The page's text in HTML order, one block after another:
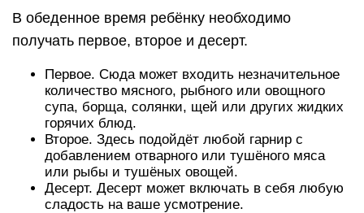
В обеденное время ребёнку необходимо
получать первое, второе и десерт.
Первое. Сюда может входить незначительное
количество мясного, рыбного или овощного
супа, борща, солянки, щей или других жидких
горячих блюд.
Второе. Здесь подойдёт любой гарнир с
добавлением отварного или тушёного мяса
или рыбы и тушёных овощей.
Десерт. Десерт может включать в себя любую
сладость на ваше усмотрение.